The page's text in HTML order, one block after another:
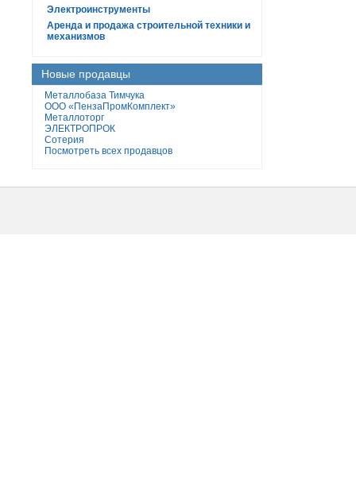
Электроинструменты
Аренда и продажа строительной техники и
механизмов
Новые продавцы
Металлобаза Тимчука
ООО «ПензаПромКомплект»
Металлоторг
ЭЛЕКТРОПРОК
Сотерия
Посмотреть всех продавцов